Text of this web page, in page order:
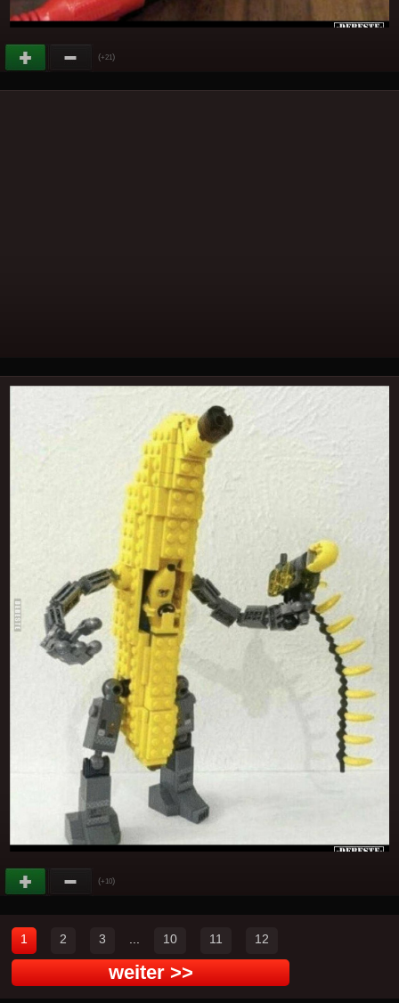
(+21)
(+10)
1 2 3 ... 10 11 12
weiter >>